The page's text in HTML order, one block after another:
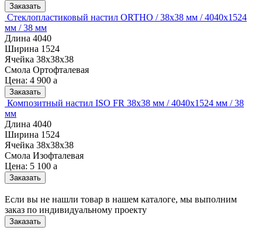
Заказать
Стеклопластиковый настил ORTHO / 38х38 мм / 4040х1524
мм / 38 мм
Длина 4040
Ширина 1524
Ячейка 38х38х38
Смола Ортофталевая
Цена: 4 900 a
Заказать
Композитный настил ISO FR 38х38 мм / 4040х1524 мм / 38
мм
Длина 4040
Ширина 1524
Ячейка 38х38х38
Смола Изофталевая
Цена: 5 100 a
Заказать
Если вы не нашли товар в нашем каталоге, мы выполним
заказ по индивидуальному проекту
Заказать